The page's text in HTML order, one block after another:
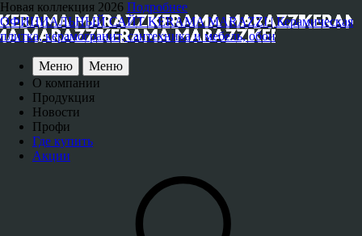
Новая коллекция 2026 Подробнее
ОФИЦИАЛЬНЫЙ САЙТ KERAMA MARAZZI | Керамическая
плитка, керамогранит, сантехника и мебель, обои
Меню
Меню
О компании
Продукция
Новости
Профи
Где купить
Акции